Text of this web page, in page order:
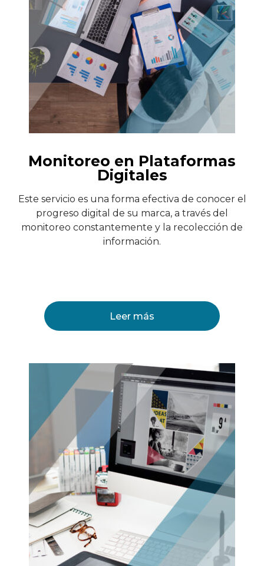
Monitoreo en Plataformas
Digitales
Este servicio es una forma efectiva de conocer el
progreso digital de su marca, a través del
monitoreo constantemente y la recolección de
información.
Leer más